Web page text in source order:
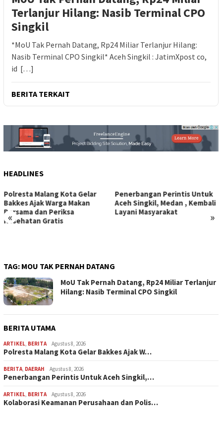
Terlanjur Hilang: Nasib Terminal CPO
Singkil
*MoU Tak Pernah Datang, Rp24 Miliar Terlanjur Hilang:
Nasib Terminal CPO Singkil* Aceh Singkil : JatimXpost co,
id […]
BERITA TERKAIT
HEADLINES
« »
Penerbangan Perintis Untuk
Aceh Singkil, Medan , Kembali
Layani Masyarakat
Kolaborasi Keamanan
Perusahaan dan Polisi
Gagalkan Pencurian Kabel
Tembaga di Kawasan Industri
TAG: MOU TAK PERNAH DATANG
MoU Tak Pernah Datang, Rp24 Miliar Terlanjur
Hilang: Nasib Terminal CPO Singkil
BERITA UTAMA
ARTIKEL, BERITA Agustus 8, 2026
Polresta Malang Kota Gelar Bakkes Ajak W…
BERITA, DAERAH Agustus 8, 2026
Penerbangan Perintis Untuk Aceh Singkil,…
ARTIKEL, BERITA Agustus 8, 2026
Kolaborasi Keamanan Perusahaan dan Polis…